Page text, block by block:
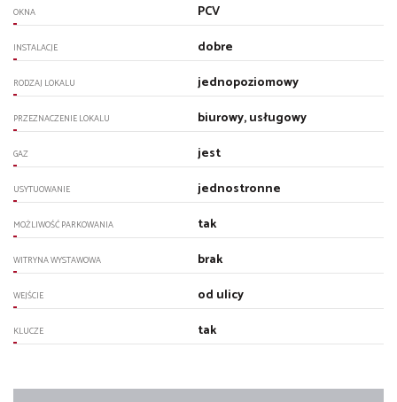
OKNA PCV
INSTALACJE dobre
RODZAJ LOKALU jednopoziomowy
PRZEZNACZENIE LOKALU biurowy, usługowy
GAZ jest
USYTUOWANIE jednostronne
MOŻLIWOŚĆ PARKOWANIA tak
WITRYNA WYSTAWOWA brak
WEJŚCIE od ulicy
KLUCZE tak